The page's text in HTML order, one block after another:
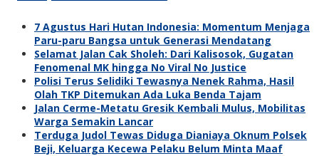
7 Agustus Hari Hutan Indonesia: Momentum Menjaga
Paru-paru Bangsa untuk Generasi Mendatang
Selamat Jalan Cak Sholeh: Dari Kalisosok, Gugatan
Fenomenal MK hingga No Viral No Justice
Polisi Terus Selidiki Tewasnya Nenek Rahma, Hasil
Olah TKP Ditemukan Ada Luka Benda Tajam
Jalan Cerme-Metatu Gresik Kembali Mulus, Mobilitas
Warga Semakin Lancar
Terduga Judol Tewas Diduga Dianiaya Oknum Polsek
Beji, Keluarga Kecewa Pelaku Belum Minta Maaf